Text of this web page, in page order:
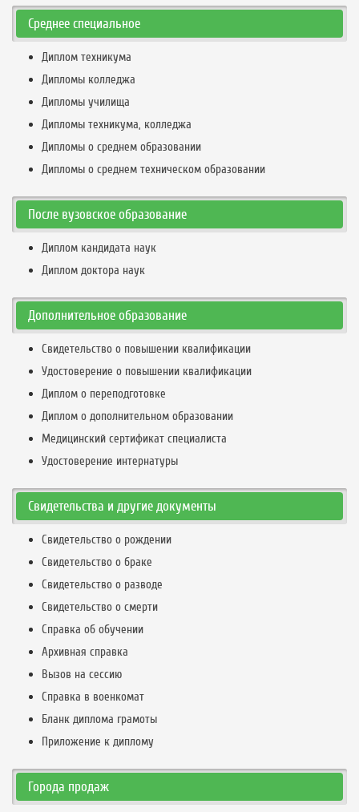
Среднее специальное
Диплом техникума
Дипломы колледжа
Дипломы училища
Дипломы техникума, колледжа
Дипломы о среднем образовании
Дипломы о среднем техническом образовании
После вузовское образование
Диплом кандидата наук
Диплом доктора наук
Дополнительное образование
Свидетельство о повышении квалификации
Удостоверение о повышении квалификации
Диплом о переподготовке
Диплом о дополнительном образовании
Медицинский сертификат специалиста
Удостоверение интернатуры
Свидетельства и другие документы
Свидетельство о рождении
Свидетельство о браке
Свидетельство о разводе
Свидетельство о смерти
Справка об обучении
Архивная справка
Вызов на сессию
Справка в военкомат
Бланк диплома грамоты
Приложение к диплому
Города продаж